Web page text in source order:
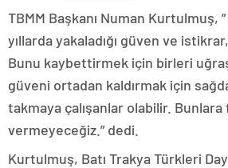
TBMM Başkanı Numan Kurtulmuş,
yıllarda yakaladığı güven ve
Bunu kaybettirmek için birleri
güveni ortadan kaldırmak için
takmaya çalışanlar olabilir. Bunlara
vermeyeceğiz.” dedi.
Kurtulmuş, Batı Trakya Türkleri